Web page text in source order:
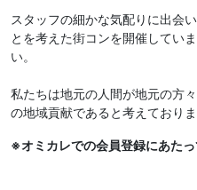
スタッフの細かな気配りに出会
とを考えた街コンを開催してい
い。
私たちは地元の人間が地元の方
の地域貢献であると考えておりま
※オミカレでの会員登録にあたっ